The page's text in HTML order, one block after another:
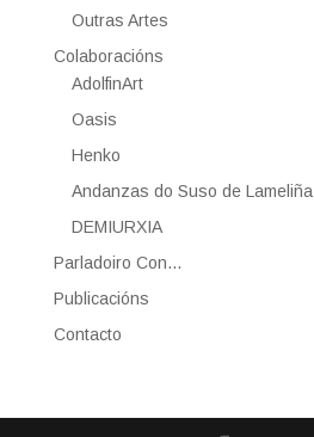
Outras Artes
Colaboracións
AdolfinArt
Oasis
Henko
Andanzas do Suso de Lameliña
DEMIURXIA
Parladoiro Con…
Publicacións
Contacto